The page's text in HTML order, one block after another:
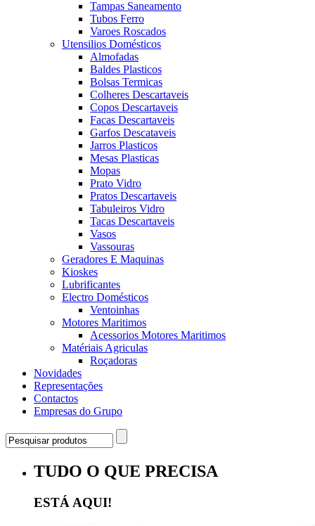
Tampas Saneamento
Tubos Ferro
Varoes Roscados
Utensilios Domésticos
Almofadas
Baldes Plasticos
Bolsas Termicas
Colheres Descartaveis
Copos Descartaveis
Facas Descartaveis
Garfos Descataveis
Jarros Plasticos
Mesas Plasticas
Mopas
Prato Vidro
Pratos Descartaveis
Tabuleiros Vidro
Tacas Descartaveis
Vasos
Vassouras
Geradores E Maquinas
Kioskes
Lubrificantes
Electro Domésticos
Ventoinhas
Motores Maritimos
Acessorios Motores Maritimos
Matériais Agriculas
Roçadoras
Novidades
Representações
Contactos
Empresas do Grupo
TUDO O QUE PRECISA
ESTÁ AQUI!